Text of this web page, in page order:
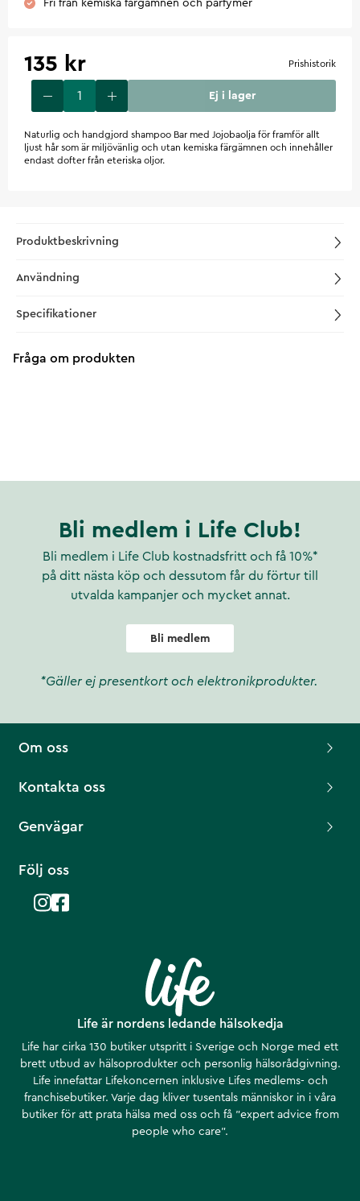
Fri från kemiska färgämnen och parfymer
135 kr Prishistorik
Ej i lager
Naturlig och handgjord shampoo Bar med Jojobaolja för framför allt
ljust hår som är miljövänlig och utan kemiska färgämnen och innehåller
endast dofter från eteriska oljor.
Produktbeskrivning
Användning
Specifikationer
Fråga om produkten
Bli medlem i Life Club!
Bli medlem i Life Club kostnadsfritt och få 10%*
på ditt nästa köp och dessutom får du förtur till
utvalda kampanjer och mycket annat.
Bli medlem
*Gäller ej presentkort och elektronikprodukter.
Life är nordens ledande hälsokedja
Life har cirka 130 butiker utspritt i Sverige och Norge med ett
brett utbud av hälsoprodukter och personlig hälsorådgivning.
Life innefattar Lifekoncernen inklusive Lifes medlems- och
franchisebutiker. Varje dag kliver tusentals människor in i våra
butiker för att prata hälsa med oss och få ”expert advice from
people who care”.
Om oss
Kontakta oss
Genvägar
Följ oss